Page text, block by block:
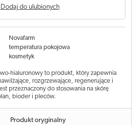
Dodaj do ulubionych
Novafarm
temperatura pokojowa
kosmetyk
hialuronowy to produkt, który zapewnia
rozgrzewające, regenerujące i
przeznaczony do stosowania na skórę
bioder i pleców.
Produkt oryginalny